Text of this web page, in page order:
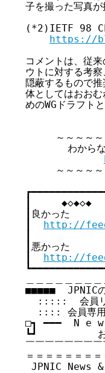
子を撮った写真が
(*2)IETF 98
https://
コメントは、従
ウトに対する考
隠蔽するもので
体としてはおお
めのWGドラフト
～～～～～
わからな
～～～～～
┃     ◆◇◆◇◆
┃良かっ
http://
┃悪かっ
http://
■■■■■  JPNICの
:::::  会員
:::: 会員専
□┓ ━━━  N e w
┗┛          お
￣￣￣￣￣￣￣
＝＝＝＝＝＝＝
JPNIC News